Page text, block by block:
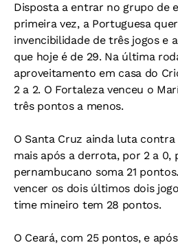
Disposta a entrar no grupo de
primeira vez, a Portuguesa
invencibilidade de três jogos e
que hoje é de 29. Na última
aproveitamento em casa do
2 a 2. O Fortaleza venceu o
três pontos a menos.
O Santa Cruz ainda luta
mais após a derrota, por 2 a 0,
pernambucano soma 21
vencer os dois últimos dois
time mineiro tem 28 pontos.
O Ceará, com 25 pontos, e